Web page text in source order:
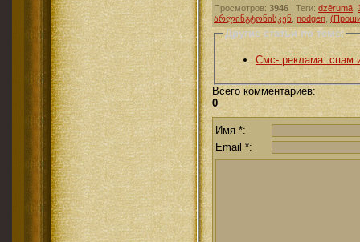
Просмотров: 3946 Теги: dzērumā
არლინგტონისკენ nodgen
Другие статьи по теме:
Смс- реклама: спам
Всего комментариев:
0
Имя *:
Email *: